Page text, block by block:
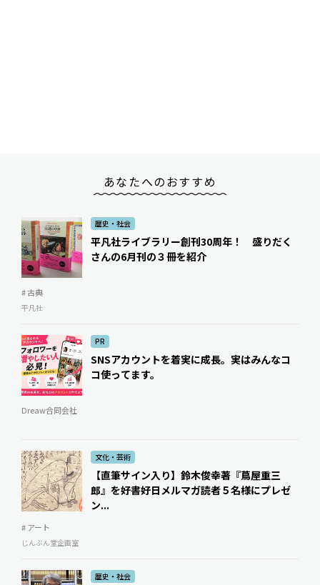
あなたへのおすすめ
歴史・社会
平凡社ライブラリー創刊30周年！ 盛りだく
さんの6月刊の３冊を紹介
# 古典
平凡社
PR
SNSアカウントを着実に成長。実はみんなコ
コ使ってます。
Dreaw合同会社
文化・芸術
【直筆サイン入り】鈴木俊幸著『蔦屋重三
郎』を好書好日メルマガ読者５名様にプレゼ
ン...
# アート
じんぶん堂企画室
歴史・社会